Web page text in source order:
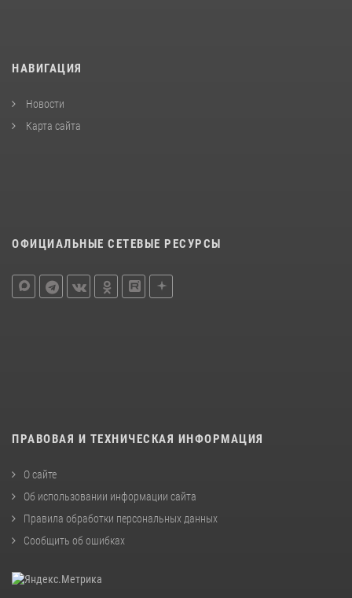
НАВИГАЦИЯ
Новости
Карта сайта
ОФИЦИАЛЬНЫЕ СЕТЕВЫЕ РЕСУРСЫ
ПРАВОВАЯ И ТЕХНИЧЕСКАЯ ИНФОРМАЦИЯ
О сайте
Об использовании информации сайта
Правила обработки персональных данных
Сообщить об ошибках